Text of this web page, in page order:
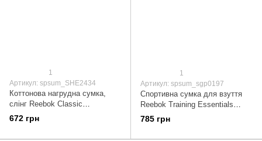
1
Артикул: spsum_SHE2434
Коттонова нагрудна сумка,
слінг Reebok Classic
Foundation кораловий
672 грн
1
Артикул: spsum_sgp0197
Спортивна сумка для взуття
Reebok Training Essentials
чорна
785 грн